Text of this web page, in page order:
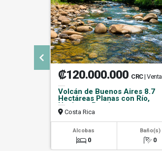
₡120.000.000 CRC| Venta
Volcán de Buenos Aires 8.7
Hectáreas Planas con Río,
Naciente Propia
Costa Rica
Alcobas
0
Baño(s)
0